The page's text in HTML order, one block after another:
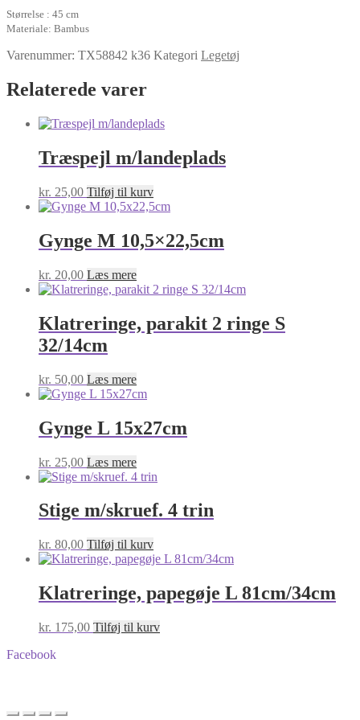
Størrelse : 45 cm
Materiale: Bambus
Varenummer: TX58842 k36 Kategori Legetøj
Relaterede varer
Træspejl m/landeplads
kr. 25,00 Tilføj til kurv
Gynge M 10,5×22,5cm
kr. 20,00 Læs mere
Klatreringe, parakit 2 ringe S
32/14cm
kr. 50,00 Læs mere
Gynge L 15x27cm
kr. 25,00 Læs mere
Stige m/skruef. 4 trin
kr. 80,00 Tilføj til kurv
Klatreringe, papegøje L 81cm/34cm
kr. 175,00 Tilføj til kurv
Facebook